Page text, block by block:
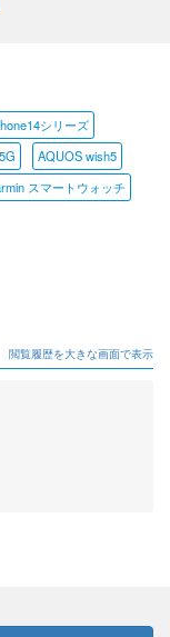
シリーズ
AQUOS wish5
スマートウォッチ
閲覧履歴を大きな画面で表示